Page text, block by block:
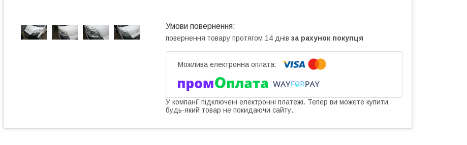
повернення товару протягом 14 днів за рахунок покупця
У компанії підключені електронні платежі. Тепер ви можете купити
будь-який товар не покидаючи сайту.